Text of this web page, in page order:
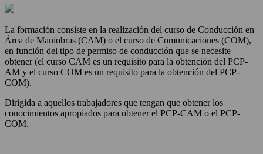
La formación consiste en la realización del curso de Conducción en
Área de Maniobras (CAM) o el curso de Comunicaciones (COM),
en función del tipo de permiso de conducción que se necesite
obtener (el curso CAM es un requisito para la obtención del PCP-
AM y el curso COM es un requisito para la obtención del PCP-
COM).
Dirigida a aquellos trabajadores que tengan que obtener los
conocimientos apropiados para obtener el PCP-CAM o el PCP-
COM.